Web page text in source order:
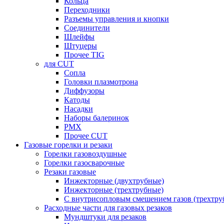
Переходники
Разъемы управления и кнопки
Соединители
Шлейфы
Штуцеры
Прочее TIG
для CUT
Сопла
Головки плазмотрона
Диффузоры
Катоды
Насадки
Наборы балеринок
PMX
Прочее CUT
Газовые горелки и резаки
Горелки газовоздушные
Горелки газосварочные
Резаки газовые
Инжекторные (двухтрубные)
Инжекторные (трехтрубные)
С внутрисопловым смешением газов
Расходные части для газовых резаков
Мундштуки для резаков